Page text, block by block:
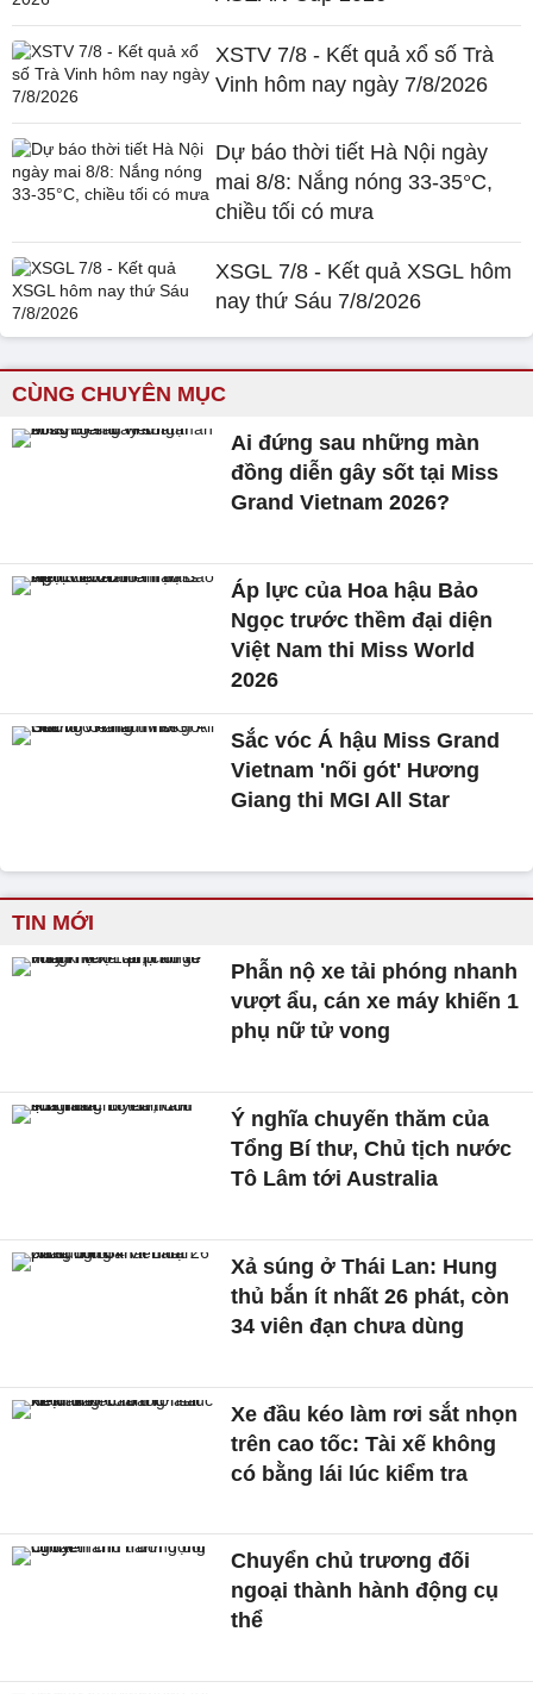
XSTV 7/8 - Kết quả xổ số Trà
Vinh hôm nay ngày 7/8/2026
Dự báo thời tiết Hà Nội ngày
mai 8/8: Nắng nóng 33-35°C,
chiều tối có mưa
XSGL 7/8 - Kết quả XSGL hôm
nay thứ Sáu 7/8/2026
CÙNG CHUYÊN MỤC
Ai đứng sau những màn
đồng diễn gây sốt tại Miss
Grand Vietnam 2026?
Áp lực của Hoa hậu Bảo
Ngọc trước thềm đại diện
Việt Nam thi Miss World
2026
Sắc vóc Á hậu Miss Grand
Vietnam 'nối gót' Hương
Giang thi MGI All Star
TIN MỚI
Phẫn nộ xe tải phóng nhanh
vượt ẩu, cán xe máy khiến 1
phụ nữ tử vong
Ý nghĩa chuyến thăm của
Tổng Bí thư, Chủ tịch nước
Tô Lâm tới Australia
Xả súng ở Thái Lan: Hung
thủ bắn ít nhất 26 phát, còn
34 viên đạn chưa dùng
Xe đầu kéo làm rơi sắt nhọn
trên cao tốc: Tài xế không
có bằng lái lúc kiểm tra
Chuyển chủ trương đối
ngoại thành hành động cụ
thể